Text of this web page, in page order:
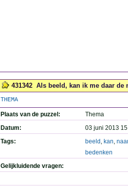
431342 Als beeld, kan ik me daar de
THEMA
Plaats van de puzzel:
Thema
Datum:
03 juni 2013
Tags:
beeld , kan,
bedenken
Gelijkluidende vragen: